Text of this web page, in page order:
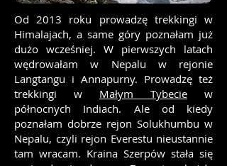
Od 2013 roku prowadzę trekkingi w
Himalajach, a same góry poznałam już
dużo wcześniej. W pierwszych latach
wędrowałam w Nepalu w rejonie
Langtangu i Annapurny. Prowadzę też
trekkingi w Małym Tybecie w
północnych Indiach. Ale od kiedy
poznałam dobrze rejon Solukhumbu w
Nepalu, czyli rejon Everestu nieustannie
tam wracam. Kraina Szerpów stała się